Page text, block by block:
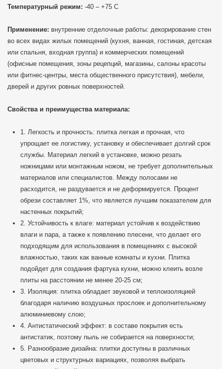
Температурный режим: -40 – +75 С
Применение: внутренние отделочные работы: декорирование стен
во всех видах жилых помещений (кухня, ванная, гостиная, детская
или спальня, входная группа) и коммерческих помещений
(офисные помещения, зоны рецепций, магазины, салоны красоты
или фитнес-центры, места общественного присутствия), мебели,
дверей и других ровных поверхностей.
Свойства и преимущества материала:
1. Легкость и прочность: плитка легкая и прочная, что
упрощает ее логистику, установку и обеспечивает долгий срок
службы. Материал легкий в установке, можно резать
ножницами или монтажным ножом, не требует дополнительных
материалов или специалистов. Между полосами не
расходится, не раздувается и не деформируется. Процент
обрези составляет 1%, что является лучшим показателем для
настенных покрытий;
2. Устойчивость к влаге: материал устойчив к воздействию
влаги и пара, а также к появлению плесени, что делает его
подходящим для использования в помещениях с высокой
влажностью, таких как ванные комнаты и кухни. Плитка
подойдет для создания фартука кухни, можно клеить возле
плиты на расстоянии не менее 20-25 см;
3. Изоляция: плитка обладает звуковой и теплоизоляцией
благодаря наличию воздушных прослоек и дополнительному
алюминиевому слою;
4. Антистатический эффект: в составе покрытия есть
антистатик, поэтому пыль не собирается на поверхности;
5. Разнообразие дизайна: плитки доступны в различных
цветовых и структурных вариациях, позволяя выбрать